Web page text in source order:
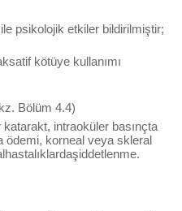
psikolojik etkiler bildirilmiştir;
kötüye kullanımı
Bölüm 4.4)
intraoküler basınçta
ödemi, korneal veya skleral